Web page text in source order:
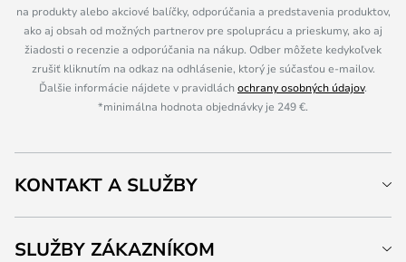
na produkty alebo akciové balíčky, odporúčania a predstavenia produktov,
ako aj obsah od možných partnerov pre spoluprácu a prieskumy, ako aj
žiadosti o recenzie a odporúčania na nákup. Odber môžete kedykoľvek
zrušiť kliknutím na odkaz na odhlásenie, ktorý je súčasťou e-mailov.
Ďalšie informácie nájdete v pravidláchochrany osobných údajov.
*minimálna hodnota objednávky je 249 €.
KONTAKT A SLUŽBY
SLUŽBY ZÁKAZNÍKOM